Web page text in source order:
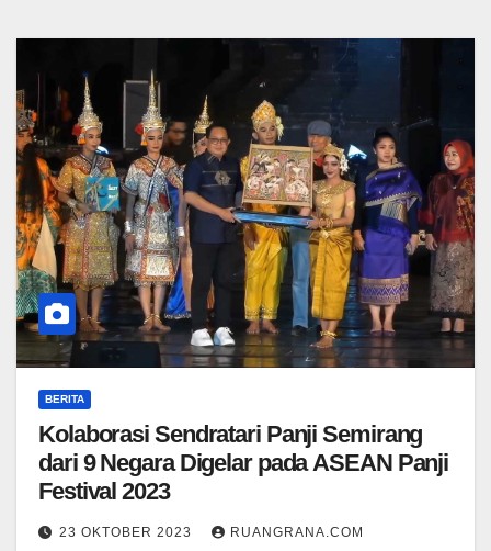
BERITA
Kolaborasi Sendratari Panji Semirang
dari 9 Negara Digelar pada ASEAN Panji
Festival 2023
23 OKTOBER 2023 RUANGRANA.COM